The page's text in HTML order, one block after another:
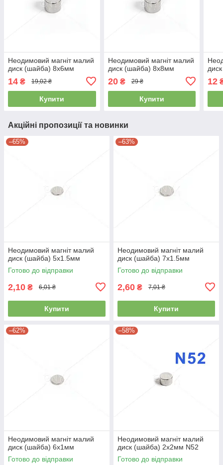
Неодимовий магніт малий
диск (шайба) 8х6мм
14 ₴ 19,02 ₴
Купити
Неодимовий магніт малий
диск (шайба) 8х8мм
20₴ 29 ₴
Купити
12
Акційні пропозиції та новинки
–65%
Неодимовий магніт малий
диск (шайба) 5х1.5мм
Готово до відправки
2,10 ₴ 6,01 ₴
Купити
–63%
Неодимовий магніт малий
диск (шайба) 7х1.5мм
Готово до відправки
2,60 ₴ 7,01 ₴
Купити
–62%
Неодимовий магніт малий
диск (шайба) 6х1мм
Готово до відправки
–58%
Неодимовий магніт малий
диск (шайба) 2х2мм N52
Готово до відправки